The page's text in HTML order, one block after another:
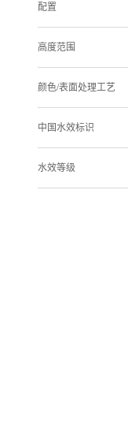
配置
高度范围
颜色/表面处理工艺
中国水效标识
水效等级